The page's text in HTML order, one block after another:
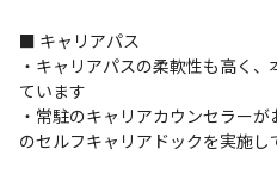
■ キャリアパス
・キャリアパスの柔軟性も高く
ています
・常駐のキャリアカウンセラー
のセルフキャリアドックを実施し